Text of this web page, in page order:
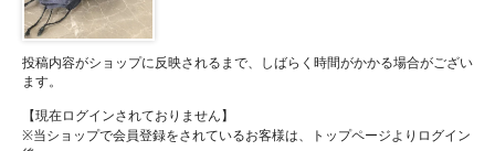
投稿内容がショップに反映されるまで、しばらく時間がかかる場合がござい
ます。
【現在ログインされておりません】
※当ショップで会員登録をされているお客様は、トップページよりログイン